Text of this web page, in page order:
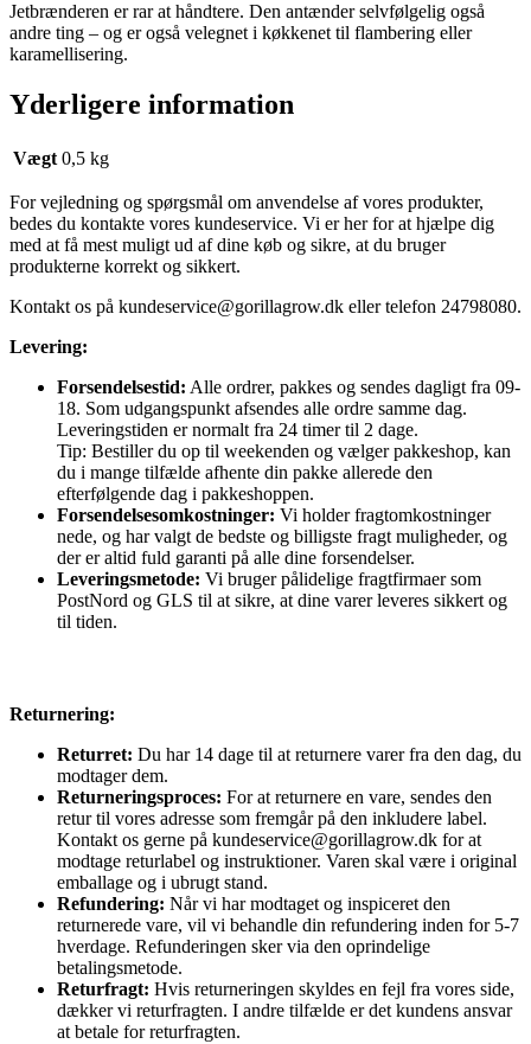
Jetbrænderen er rar at håndtere. Den antænder selvfølgelig også
andre ting – og er også velegnet i køkkenet til flambering eller
karamellisering.
Yderligere information
Vægt 0,5 kg
For vejledning og spørgsmål om anvendelse af vores produkter,
bedes du kontakte vores kundeservice. Vi er her for at hjælpe dig
med at få mest muligt ud af dine køb og sikre, at du bruger
produkterne korrekt og sikkert.
Kontakt os på kundeservice@gorillagrow.dk eller telefon 24798080.
Levering:
Forsendelsestid: Alle ordrer, pakkes og sendes dagligt fra 09-
18. Som udgangspunkt afsendes alle ordre samme dag.
Leveringstiden er normalt fra 24 timer til 2 dage.
Tip: Bestiller du op til weekenden og vælger pakkeshop, kan
du i mange tilfælde afhente din pakke allerede den
efterfølgende dag i pakkeshoppen.
Forsendelsesomkostninger: Vi holder fragtomkostninger
nede, og har valgt de bedste og billigste fragt muligheder, og
der er altid fuld garanti på alle dine forsendelser.
Leveringsmetode: Vi bruger pålidelige fragtfirmaer som
PostNord og GLS til at sikre, at dine varer leveres sikkert og
til tiden.
Returnering:
Returret: Du har 14 dage til at returnere varer fra den dag, du
modtager dem.
Returneringsproces: For at returnere en vare, sendes den
retur til vores adresse som fremgår på den inkludere label.
Kontakt os gerne på kundeservice@gorillagrow.dk for at
modtage returlabel og instruktioner. Varen skal være i original
emballage og i ubrugt stand.
Refundering: Når vi har modtaget og inspiceret den
returnerede vare, vil vi behandle din refundering inden for 5-7
hverdage. Refunderingen sker via den oprindelige
betalingsmetode.
Returfragt: Hvis returneringen skyldes en fejl fra vores side,
dækker vi returfragten. I andre tilfælde er det kundens ansvar
at betale for returfragten.